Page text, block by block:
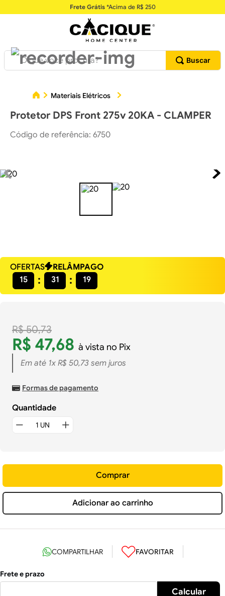
Frete Grátis*Acima de R$ 250
O que você procura?
Materiais Elétricos
Protetor DPS Front 275v 20KA - CLAMPER
Código de referência: 6750
OFERTAS
RELÂMPAGO
15
31 18
R$ 50,73
R$ 47,68 à vista no Pix
Em até 1x R$ 50,73sem juros
Formas de pagamento
Quantidade
Adicionar ao carrinho
Comprar